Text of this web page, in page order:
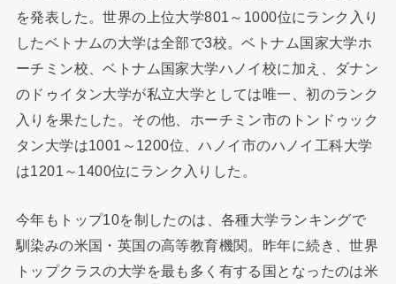
を発表した。世界の上位大学801～1000位にランク入り
したベトナムの大学は全部で3校。ベトナム国家大学ホ
ーチミン校、ベトナム国家大学ハノイ校に加え、ダナン
のドゥイタン大学が私立大学としては唯一、初のランク
入りを果たした。その他、ホーチミン市のトンドゥック
タン大学は1001～1200位、ハノイ市のハノイ工科大学
は1201～1400位にランク入りした。
今年もトップ10を制したのは、各種大学ランキングで
馴染みの米国・英国の高等教育機関。昨年に続き、世界
トップクラスの大学を最も多く有する国となったのは米